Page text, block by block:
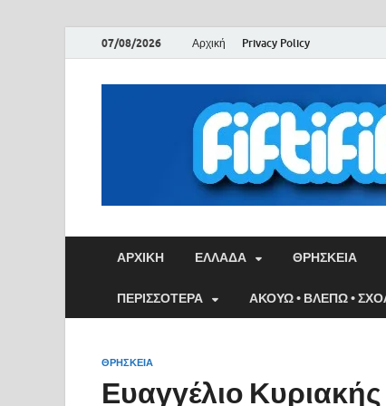
07/08/2026 Αρχική Privacy Policy
ΑΡΧΙΚΉ ΕΛΛΑΔΑ ΘΡΗΣΚΕΙΑ
ΠΕΡΙΣΣΟΤΕΡΑ ΑΚΟΥΩ • ΒΛΕΠΩ •
ΘΡΗΣΚΕΙΑ
Ευαγγέλιο